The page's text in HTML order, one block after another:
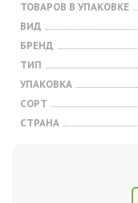
ТОВАРОВ В УПАКОВКЕ
ВИД
БРЕНД
ТИП
УПАКОВКА
СОРТ
СТРАНА